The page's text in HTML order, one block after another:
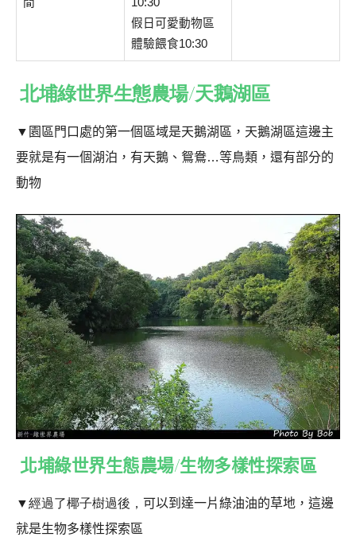
假日可愛動物區
體驗餵食10:30
北埔綠世界生態農場/天鵝湖區
▼ 園區門口處的第一個區域是天鵝湖區，天鵝湖區這邊主
要就是有一個湖泊，有天鵝、鴛鴦…等鳥類，還有部分的
動物
北埔綠世界生態農場/生物多樣性探索區
▼經過了椰子樹過後， 可以到達一片綠油油的草地，這邊
就是生物多樣性探索區